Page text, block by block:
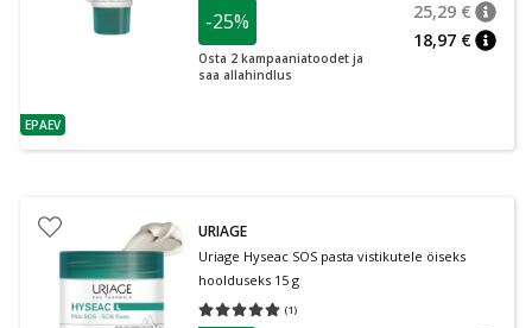
nõuanne
EPAEV
-25%
Osta 2 kampaaniatoodet ja
saa allahindlus
25,29 €
18,97 €
URIAGE
Uriage Hyseac SOS pasta vistikutele öiseks
hoolduseks 15 g
(1)
Keskmine hinnang 5.00